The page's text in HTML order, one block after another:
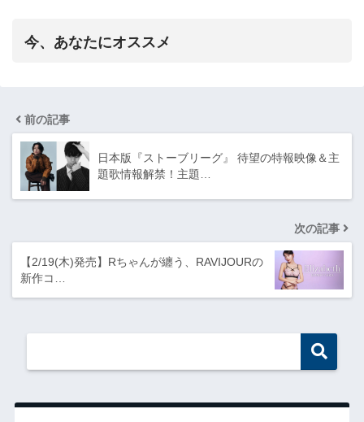
今、あなたにオススメ
前の記事
日本版『ストーブリーグ』 待望の特報映像＆主
題歌情報解禁！主題…
次の記事
【2/19(⽊)発売】Rちゃんが纏う、RAVIJOURの
新作コ…